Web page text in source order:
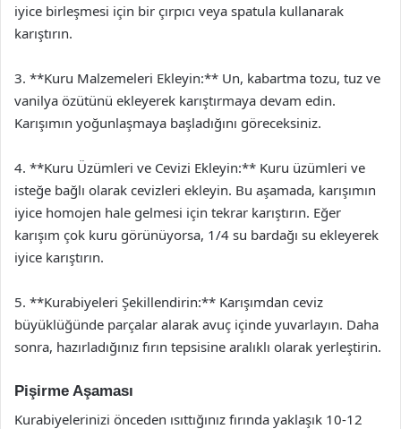
iyice birleşmesi için bir çırpıcı veya spatula kullanarak
karıştırın.
3. **Kuru Malzemeleri Ekleyin:** Un, kabartma tozu, tuz ve
vanilya özütünü ekleyerek karıştırmaya devam edin.
Karışımın yoğunlaşmaya başladığını göreceksiniz.
4. **Kuru Üzümleri ve Cevizi Ekleyin:** Kuru üzümleri ve
isteğe bağlı olarak cevizleri ekleyin. Bu aşamada, karışımın
iyice homojen hale gelmesi için tekrar karıştırın. Eğer
karışım çok kuru görünüyorsa, 1/4 su bardağı su ekleyerek
iyice karıştırın.
5. **Kurabiyeleri Şekillendirin:** Karışımdan ceviz
büyüklüğünde parçalar alarak avuç içinde yuvarlayın. Daha
sonra, hazırladığınız fırın tepsisine aralıklı olarak yerleştirin.
Pişirme Aşaması
Kurabiyelerinizi önceden ısıttığınız fırında yaklaşık 10-12